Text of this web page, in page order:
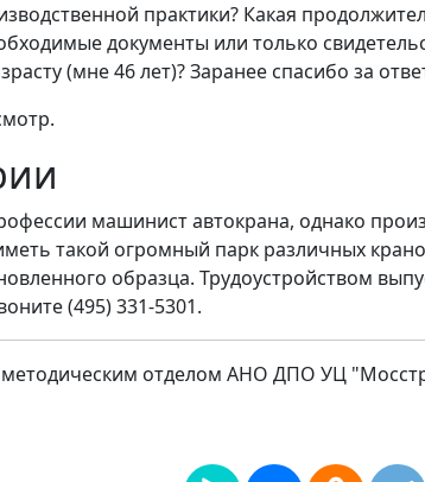
практики? Какая
документы или только
(мне 46 лет)? Заранее спасибо за
машинист автокрана, однако
такой огромный парк различных
образца. Трудоустройством
(495) 331-5301.
отделом АНО ДПО УЦ